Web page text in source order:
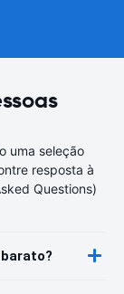
uma seleção
resposta à
Questions)